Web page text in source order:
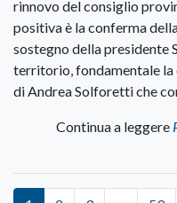
rinnovo del consiglio
positiva è la conferma
sostegno della presidente
territorio, fondamentale
di Andrea Solforetti che
Continua a leggere